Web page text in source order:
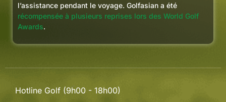
l’assistance pendant le voyage. Golfasian a été
récompensée à plusieurs reprises lors des World Golf
Awards.
Hotline Golf (9h00 - 18h00)